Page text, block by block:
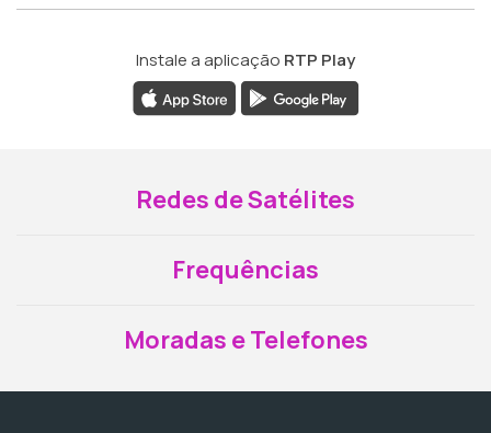
Instale a aplicação RTP Play
Redes de Satélites
Frequências
Moradas e Telefones